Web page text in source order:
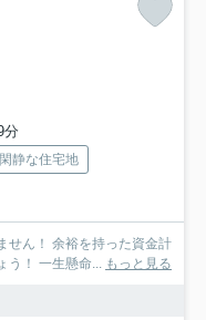
分
閑静な住宅地
せん！ 余裕を持った資金計
う！ 一生懸命... もっと見る